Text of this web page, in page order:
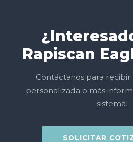
Rapiscan
Contáctanos para recibir
personalizada o más
sistema.
SOLICITAR